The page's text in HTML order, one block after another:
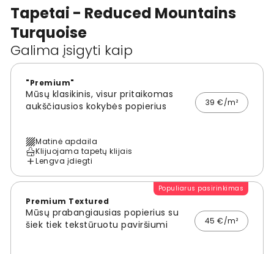
Tapetai - Reduced Mountains
Turquoise
Galima įsigyti kaip
"Premium"
Mūsų klasikinis, visur pritaikomas
aukščiausios kokybės popierius
39 €/m²
Matinė apdaila
Klijuojama tapetų klijais
Lengva įdiegti
Populiarus pasirinkimas
Premium Textured
Mūsų prabangiausias popierius su
šiek tiek tekstūruotu paviršiumi
45 €/m²